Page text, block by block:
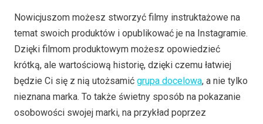
Nowicjuszom możesz stworzyć filmy instruktażowe na
temat swoich produktów i opublikować je na Instagramie.
Dzięki filmom produktowym możesz opowiedzieć
krótką, ale wartościową historię, dzięki czemu łatwiej
będzie Ci się z nią utożsamić grupa docelowa, a nie tylko
nieznana marka. To także świetny sposób na pokazanie
osobowości swojej marki, na przykład poprzez